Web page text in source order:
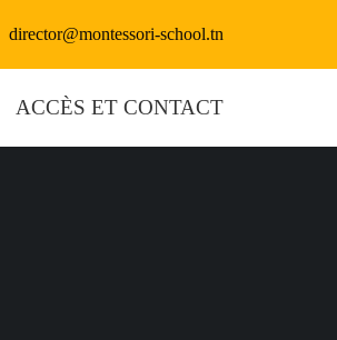
director@montessori-school.tn
ACCÈS ET CONTACT